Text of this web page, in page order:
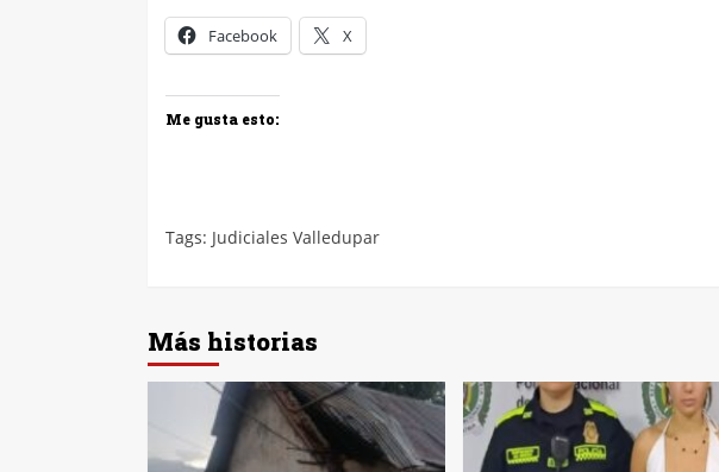
Facebook X
Me gusta esto:
Tags: Judiciales Valledupar
Más historias